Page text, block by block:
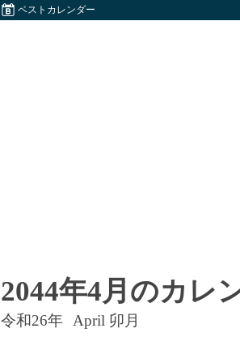
ベストカレンダー
2044年4月のカレ
令和26年 April 卯月